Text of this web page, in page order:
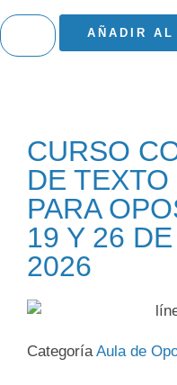
AÑADIR AL
CURSO
DE
PARA
19 Y 26
2026
Categoría Aula de